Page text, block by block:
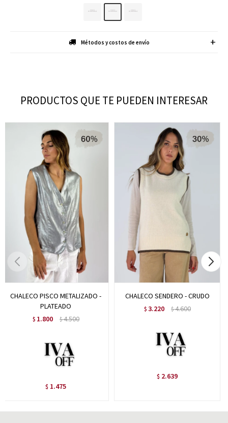
Métodos y costos de envío
PRODUCTOS QUE TE PUEDEN INTERESAR
CHALECO PISCO METALIZADO -
PLATEADO
$ 1.800 $4.500
$ 1.475
CHALECO SENDERO - CRUDO
$ 3.220 $4.600
$ 2.639